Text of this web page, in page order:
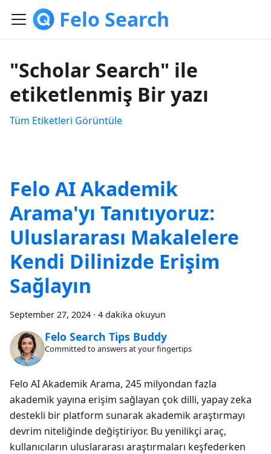
Felo Search
"Scholar Search" ile
etiketlenmiş Bir yazı
Tüm Etiketleri Görüntüle
Felo AI Akademik
Arama'yı Tanıtıyoruz:
Uluslararası Makalelere
Kendi Dilinizde Erişim
Sağlayın
September 27, 2024 · 4 dakika okuyun
Felo Search Tips Buddy
Committed to answers at your fingertips
Felo AI Akademik Arama, 245 milyondan fazla
akademik yayına erişim sağlayan çok dilli, yapay zeka
destekli bir platform sunarak akademik araştırmayı
devrim niteliğinde değiştiriyor. Bu yenilikçi araç,
kullanıcıların uluslararası araştırmaları keşfederken